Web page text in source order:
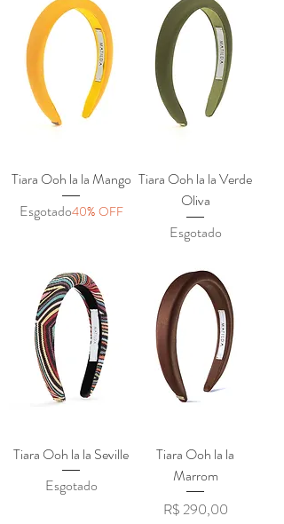
Tiara Ooh la la Mango
Esgotado40% OFF
Tiara Ooh la la Verde
Oliva
Esgotado
Tiara Ooh la la Seville
Esgotado
Tiara Ooh la la
Marrom
Preço
R$ 290,00